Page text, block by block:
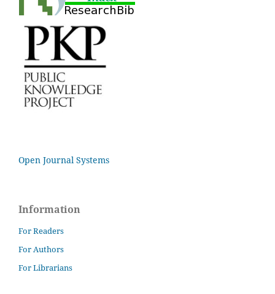
Open Journal Systems
Information
For Readers
For Authors
For Librarians